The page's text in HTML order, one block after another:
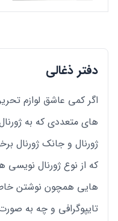
دفتر ذغالی
اگر کمی عاشق لوازم
های متعددی که به
ژورنال و جانک ژورنال
که از نوع ژورنال
هایی همچون نوشتن
تایپوگرافی و چه به